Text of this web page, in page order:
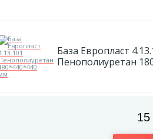
База Европласт
Пенополиуретан
15